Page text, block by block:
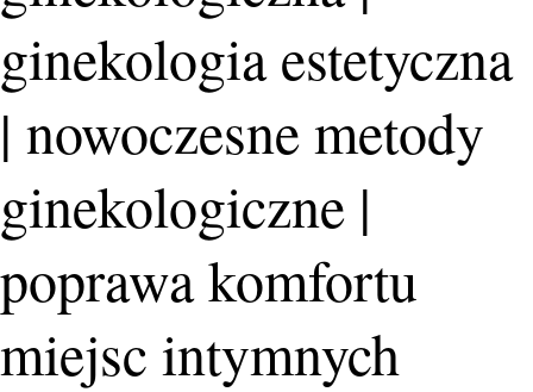
ginekologia estetyczna
| nowoczesne metody
ginekologiczne |
poprawa komfortu
miejsc intymnych